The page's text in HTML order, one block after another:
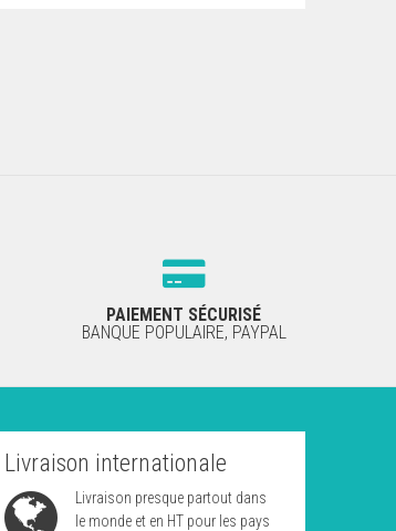
PAIEMENT SÉCURISÉ
BANQUE POPULAIRE, PAYPAL
Livraison internationale
Livraison presque partout dans
le monde et en HT pour les pays